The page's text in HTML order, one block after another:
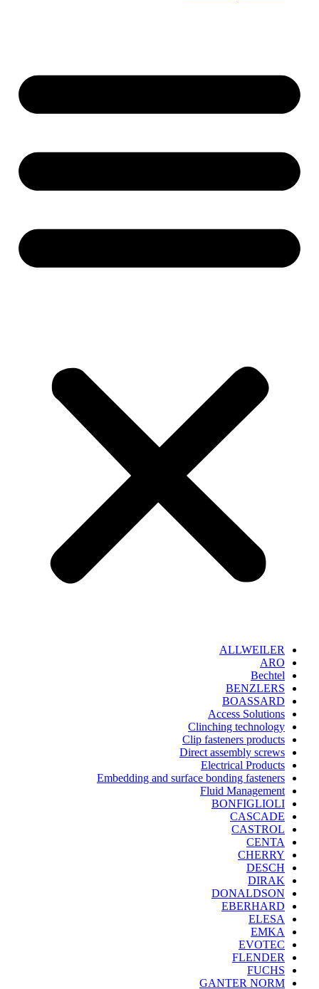
ALLWEILER
ARO
Bechtel
BENZLERS
BOASSARD
Access Solutions
Clinching technology
Clip fasteners products
Direct assembly screws
Electrical Products
Embedding and surface bonding fasteners
Fluid Management
BONFIGLIOLI
CASCADE
CASTROL
CENTA
CHERRY
DESCH
DIRAK
DONALDSON
EBERHARD
ELESA
EMKA
EVOTEC
FLENDER
FUCHS
GANTER NORM